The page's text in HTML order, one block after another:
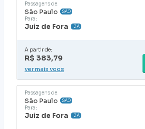
Passagens de:
São Paulo SAO
Para:
Juiz de Fora IZA
A partir de:
R$ 383,79
ver mais voos
Passagens de:
São Paulo SAO
Para:
Juiz de Fora IZA